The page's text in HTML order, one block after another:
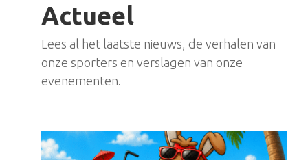
Actueel
Lees al het laatste nieuws, de verhalen van
onze sporters en verslagen van onze
evenementen.